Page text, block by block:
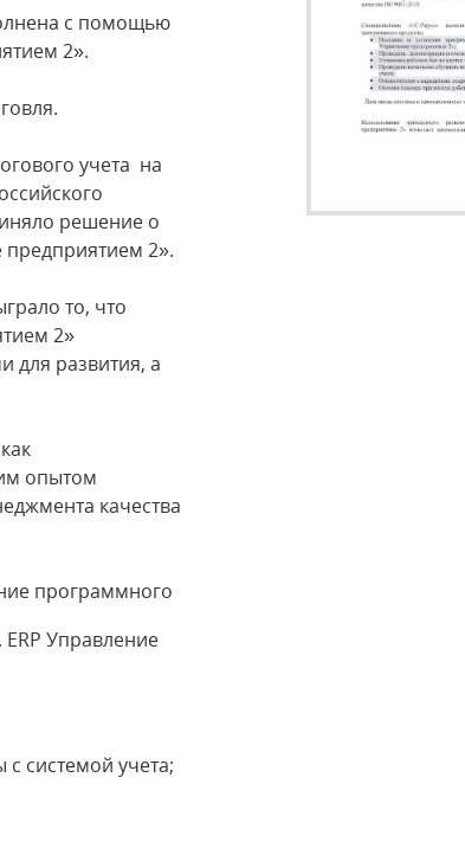
с помощью
2».
учета на
решение о
предприятием 2».
то, что
2»
для развития, а
опытом
качества
программного
Управление
системой учета;